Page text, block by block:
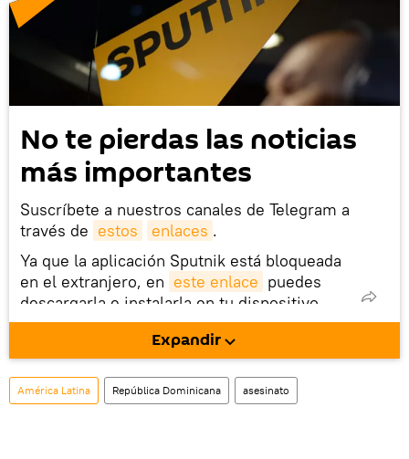
No te pierdas las noticias
más importantes
Suscríbete a nuestros canales de Telegram a
través de estos enlaces .
Ya que la aplicación Sputnik está bloqueada
en el extranjero, en este enlace puedes
descargarla e instalarla en tu dispositivo
móvil (¡solo para Android!).
También tenemos una cuenta en la red
social rusa VK .
Expandir
América Latina República Dominicana asesinato